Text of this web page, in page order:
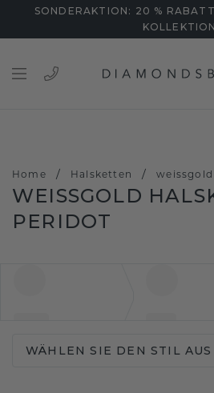
SONDERAKTION: 20 %
KOLLEKTION
Home / Halsketten / weissgold
WEISSGOLD
ERIDOT
WÄHLEN SIE DEN STIL AUS